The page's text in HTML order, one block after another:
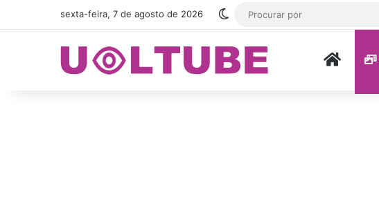
sexta-feira, 7 de agosto de 2026 Switch skin
Home